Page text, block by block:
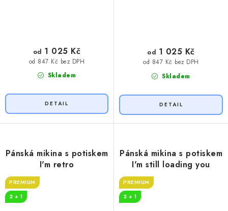
Skladem
od 847 Kč bez DPH
od 1 025 Kč
Skladem
od 847 Kč bez DPH
od 1 025 Kč
Pánská mikina s potiskem
I'm retro
PREMIUM
2 + 1
Pánská mikina s potiskem
I'm still loading you
PREMIUM
2 + 1